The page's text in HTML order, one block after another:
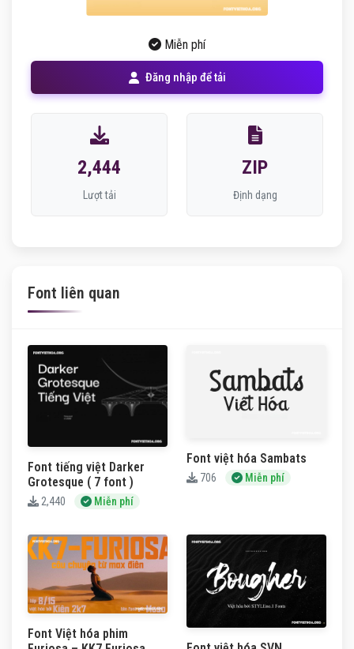
Miễn phí
Đăng nhập để tải
2,444
Lượt tải
ZIP
Định dạng
Font liên quan
Font tiếng việt Darker
Grotesque ( 7 font )
2,440 Miễn phí
Font việt hóa Sambats
706 Miễn phí
Font Việt hóa phim